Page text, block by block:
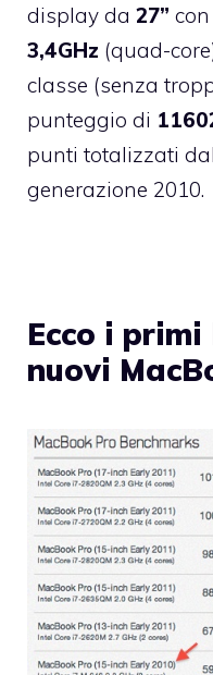
display da 27”
3,4GHz (quad-
classe (senza
punteggio di
punti totalizzati
generazione 2010.
Ecco i
nuovi